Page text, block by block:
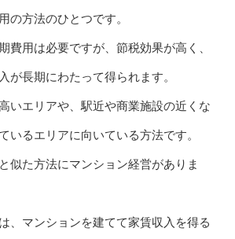
の方法のひとつです。
費用は必要ですが、節税効果が高く、
が長期にわたって得られます。
いエリアや、駅近や商業施設の近くな
いるエリアに向いている方法です。
似た方法にマンション経営がありま
、マンションを建てて家賃収入を得る